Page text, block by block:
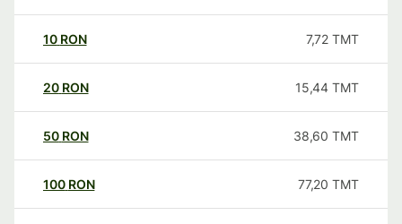
10 RON 7,72 TMT
20 RON 15,44 TMT
50 RON 38,60 TMT
100 RON 77,20 TMT